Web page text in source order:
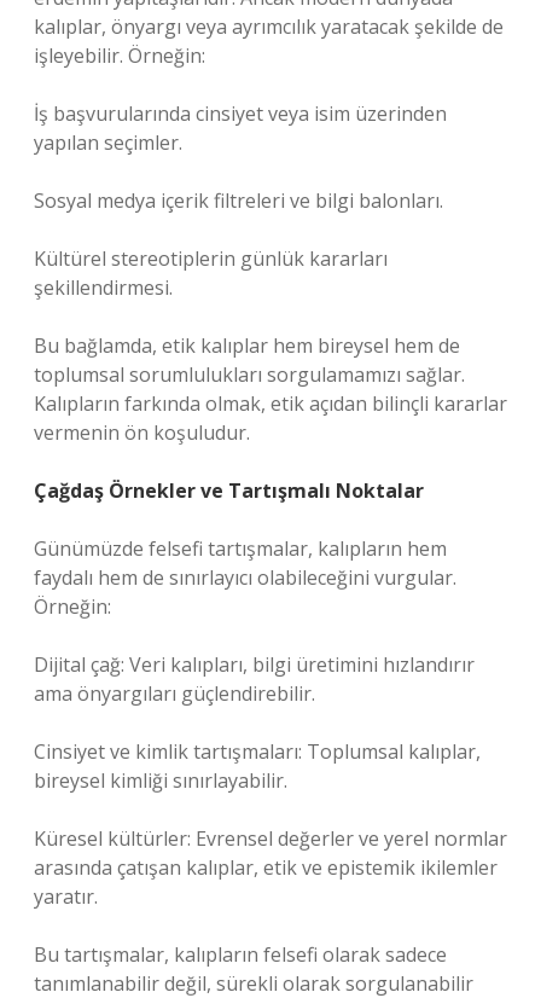
kalıplar, önyargı veya ayrımcılık yaratacak şekilde de
işleyebilir. Örneğin:
İş başvurularında cinsiyet veya isim üzerinden
yapılan seçimler.
Sosyal medya içerik filtreleri ve bilgi balonları.
Kültürel stereotiplerin günlük kararları
şekillendirmesi.
Bu bağlamda, etik kalıplar hem bireysel hem de
toplumsal sorumlulukları sorgulamamızı sağlar.
Kalıpların farkında olmak, etik açıdan bilinçli kararlar
vermenin ön koşuludur.
Çağdaş Örnekler ve Tartışmalı Noktalar
Günümüzde felsefi tartışmalar, kalıpların hem
faydalı hem de sınırlayıcı olabileceğini vurgular.
Örneğin:
Dijital çağ: Veri kalıpları, bilgi üretimini hızlandırır
ama önyargıları güçlendirebilir.
Cinsiyet ve kimlik tartışmaları: Toplumsal kalıplar,
bireysel kimliği sınırlayabilir.
Küresel kültürler: Evrensel değerler ve yerel normlar
arasında çatışan kalıplar, etik ve epistemik ikilemler
yaratır.
Bu tartışmalar, kalıpların felsefi olarak sadece
tanımlanabilir değil, sürekli olarak sorgulanabilir